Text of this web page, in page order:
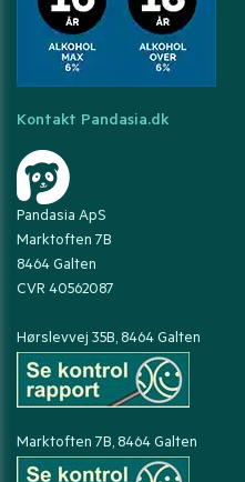
Kontakt Pandasia.dk
Pandasia ApS
Marktoften 7B
8464 Galten
CVR 40562087
Hørslevvej 35B, 8464 Galten
Marktoften 7B, 8464 Galten